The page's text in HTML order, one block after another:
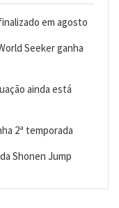
em agosto
Seeker ganha
ainda está
2ª temporada
Shonen Jump